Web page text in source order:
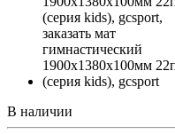
В наличии